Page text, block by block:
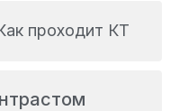
проходит КТ